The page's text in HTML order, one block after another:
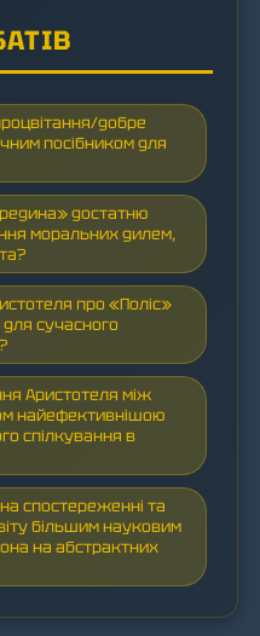
добре
посібником для
достатню
моральних дилем,
про «Поліс»
сучасного
Аристотеля між
найефективнішою
спілкування в
спостереженні та
більшим науковим
на абстрактних